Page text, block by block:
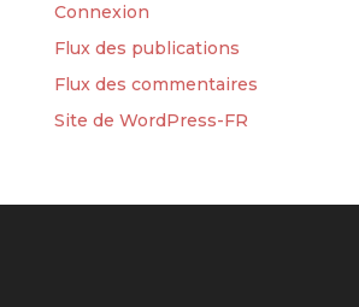
Connexion
Flux des publications
Flux des commentaires
Site de WordPress-FR